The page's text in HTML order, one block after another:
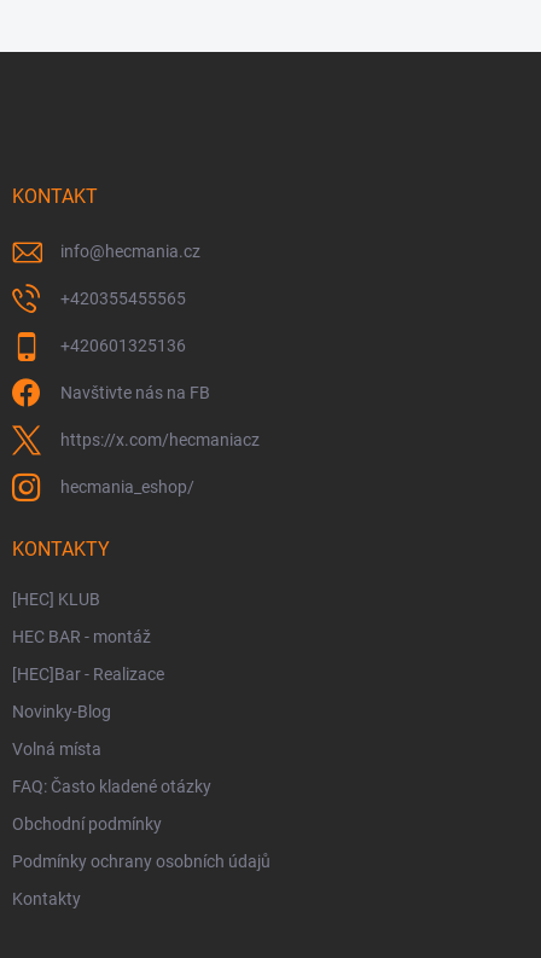
KONTAKT
info@hecmania.cz
+420355455565
+420601325136
Navštivte nás na FB
https://x.com/hecmaniacz
hecmania_eshop/
KONTAKTY
[HEC] KLUB
HEC BAR - montáž
[HEC]Bar - Realizace
Novinky-Blog
Volná místa
FAQ: Často kladené otázky
Obchodní podmínky
Podmínky ochrany osobních údajů
Kontakty